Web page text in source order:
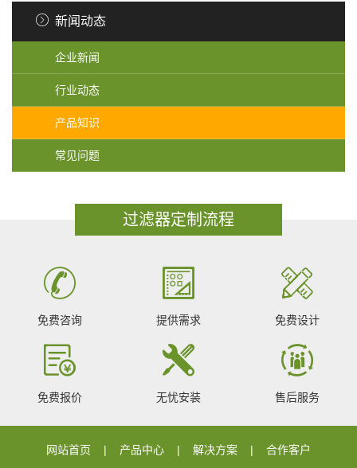
新闻动态
企业新闻
行业动态
产品知识
常见问题
过滤器定制流程
免费咨询 提供需求 免费设计
免费报价 无忧安装 售后服务
网站首页 产品中心 解决方案
合作客户